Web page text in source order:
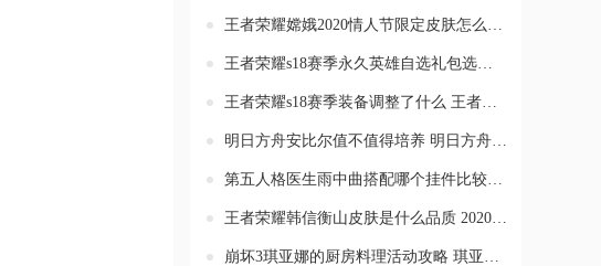
王者荣耀嫦娥2020情人节限定皮肤怎么样 王者荣耀嫦娥如梦令皮肤值
王者荣耀s18赛季永久英雄自选礼包选哪个好 永久英雄自选礼包最佳
王者荣耀s18赛季装备调整了什么 王者荣耀s18赛季装备有哪些变化
明日方舟安比尔值不值得培养 明日方舟新干员安比尔有必要练吗
第五人格医生雨中曲搭配哪个挂件比较好 演绎之星雨中曲皮肤挂件搭
王者荣耀韩信衡山皮肤是什么品质 2020鼠年韩信衡山皮肤是传说皮肤
崩坏3琪亚娜的厨房料理活动攻略 琪亚娜的厨房料理烹饪活动有什么